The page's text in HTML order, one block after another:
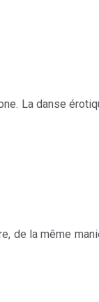
La danse
de la même